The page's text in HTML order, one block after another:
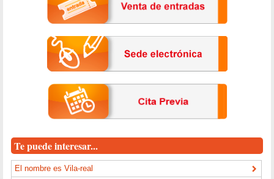
Te puede interesar...
El nombre es Vila-real